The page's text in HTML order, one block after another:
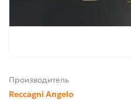
Производитель
Reccagni Angelo